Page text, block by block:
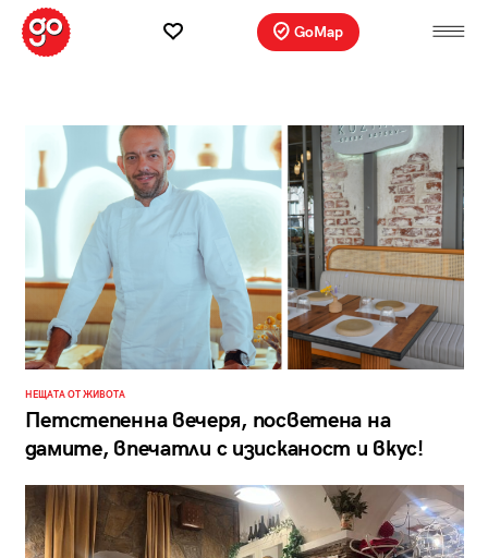
GoMap
НЕЩАТА ОТ ЖИВОТА
Петстепенна вечеря, посветена на
дамите, впечатли с изисканост и вкус!